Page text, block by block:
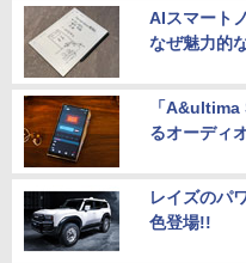
AIスマート
なぜ魅力的
「
るオーディ
レイズのパ
色登場!!